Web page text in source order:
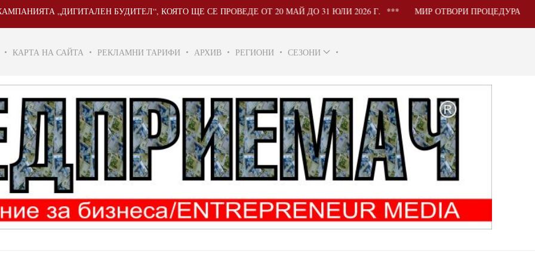
„ДИГИТАЛЕН БУДИТЕЛ“, КОЯТО ЩЕ СЕ ПРОВЕДЕ ОТ 20 МАЙ ДО 31 ЮЛИ 2026 Г. МИР ОТВОРИ ПРОЦЕДУРА ЗА
КАРТА НА САЙТА РЕКЛАМНИ ТАРИФИ АРХИВ РЕГИОНИ СЕЗОНИ